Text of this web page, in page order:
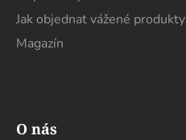
Jak objednat vážené produkty
Magazín
O nás